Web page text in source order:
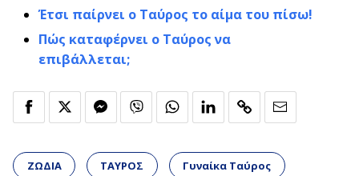
Έτσι παίρνει ο Ταύρος το αίμα του πίσω!
Πώς καταφέρνει ο Ταύρος να
επιβάλλεται;
ΖΩΔΙΑ ΤΑΥΡΟΣ Γυναίκα Ταύρος